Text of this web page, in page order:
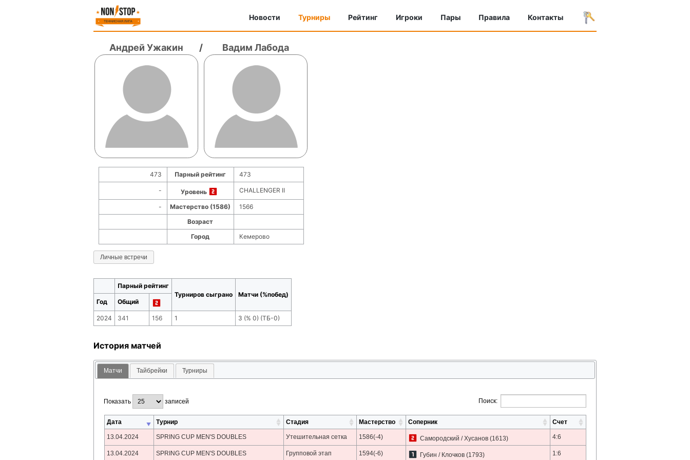
Новости Турниры Рейтинг Игроки Пары Правила Контакты
Андрей Ужакин / Вадим Лабода
473 Парный рейтинг 473
- Уровень CHALLENGER II
- Мастерство (1586)
1566
Возраст
Город
Кемерово
Личные встречи
Парный рейтинг
Турниров сыграно
Матчи (%побед)
Год
Общий
2024 341 156 1 3 (% 0) (ТБ-0)
История матчей
Матчи Тайбрейки Турниры
Показать записей Поиск:
Дата Турнир Стадия Мастерство Соперник Счет
13.04.2024 SPRING CUP MEN'S DOUBLES Утешительная сетка 1586(-4) Самородский / Хусанов(1613) 4:6
13.04.2024 SPRING CUP MEN'S DOUBLES Групповой этап 1594(-6) Губин / Клочков(1793) 1:6